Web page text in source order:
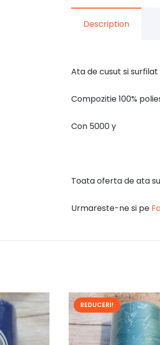
Description
Ata de cusut si
Compozitie 100%
Con 5000 y
Toata oferta de ata
Urmareste-ne si pe
REDUCERI!